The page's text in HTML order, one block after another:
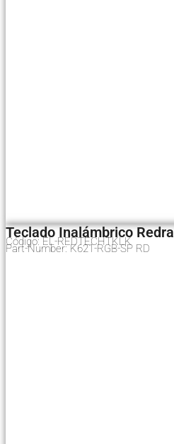
Teclado Inalámbrico
Código: EL-REDTECHTKLK
Part-Number: K621-RGB-SP RD